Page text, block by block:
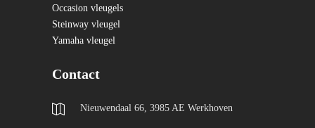
Occasion vleugels
Steinway vleugel
Yamaha vleugel
Contact
Nieuwendaal 66, 3985 AE Werkhoven